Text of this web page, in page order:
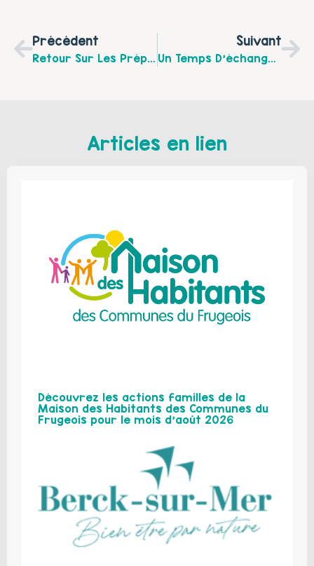
Précédent
Retour Sur Les Préparatifs Du Marché De Noël Par Le Café Des Parents De L’école Primaire Jean Rostand À Saint Martin Boulogne.
Suivant
Un Temps D’échanges Autour De L’adolescent Et Des Écrans Est Organisé À Boulogne À Destination Des Parents
Articles en lien
Découvrez les actions familles de la
Maison des Habitants des Communes du
Frugeois pour le mois d’août 2026